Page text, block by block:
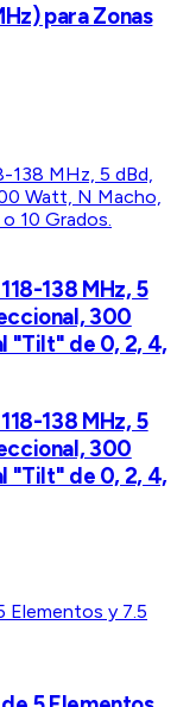
para Zonas
138 MHz, 5
300
"Tilt" de 0, 2, 4,
138 MHz, 5
300
"Tilt" de 0, 2, 4,